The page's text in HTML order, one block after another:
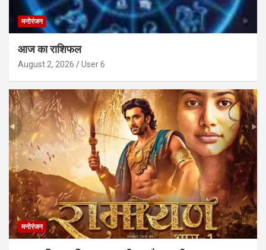
मनोरंजन
आज का राशिफल
August 2, 2026 User 6
मनोरंजन